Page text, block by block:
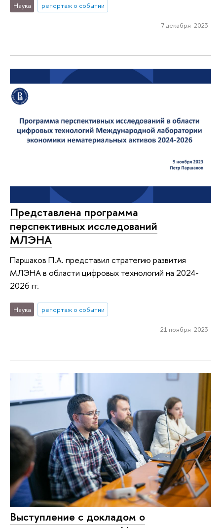
Наука репортаж о событии
7 декабря 2023
Представлена программа
перспективных исследований
МЛЭНА
Паршаков П.А. представил стратегию развития
МЛЭНА в области цифровых технологий на 2024-
2026 гг.
Наука репортаж о событии
21 ноября 2023
Выступление с докладом о